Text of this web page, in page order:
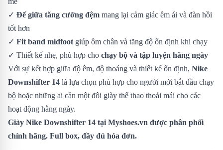
✓ Đế giữa tăng cường đệm mang lại cảm giác êm ái và đàn hồi
tốt hơn
✓ Fit band midfoot giúp ôm chân và tăng độ ổn định khi chạy
✓ Thiết kế nhẹ, phù hợp cho chạy bộ và tập luyện hằng ngày
Với sự kết hợp giữa độ êm, độ thoáng và thiết kế ổn định, Nike
Downshifter 14 là lựa chọn phù hợp cho người mới bắt đầu chạy
bộ hoặc những ai cần một đôi giày thể thao thoải mái cho các
hoạt động hằng ngày.
Giày Nike Downshifter 14 tại Myshoes.vn được phân phối
chính hãng. Full box, đầy đủ hóa đơn.